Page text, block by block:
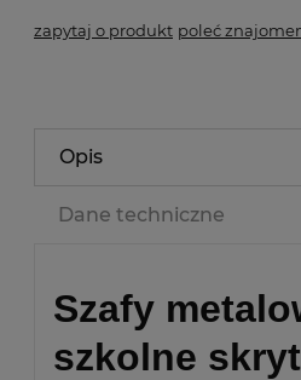
zapytaj o produkt poleć
Opis
Dane techniczne
Szafy
szkolne